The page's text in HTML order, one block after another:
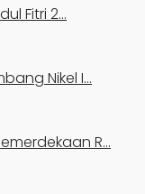
Fitri 2…
Nikel I…
R…